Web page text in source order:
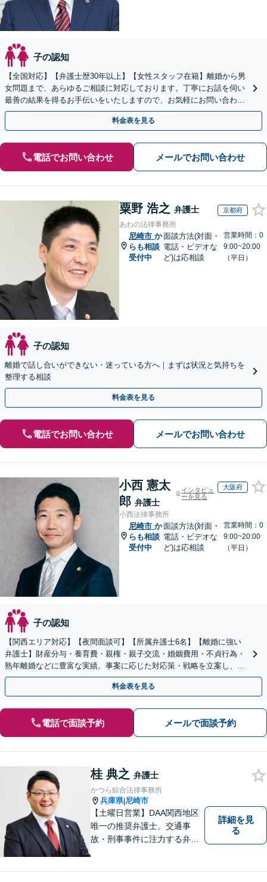
子の認知
【全国対応】【弁護士歴30年以上】【女性スタッフ在籍】離婚から男
女問題まで、あらゆるご相談に対応しております。丁寧にお話を伺い
最善の結果を得るお手伝いをいたしますので、お気軽にお問い合わせ
ください。【法テラス利用可】
料金表を見る
電話でお問い合わせ メールでお問い合わせ
粟野 浩之 弁護士 京都府
あわの法律事務所
尼崎市 か
らも相談
受付中
面談方法(対面・
電話・ビデオな
ど)は応相談
営業時間：0
9:00~20:00
（平日）
子の認知
離婚で話し合いができない・迷っている方へ｜まずは状況と気持ちを
整理する相談
料金表を見る
電話でお問い合わせ メールでお問い合わせ
小西 憲太
郎 弁護士
インタビュ
ーを見る
大阪府
小西法律事務所
尼崎市 か
らも相談
受付中
面談方法(対面・
電話・ビデオな
ど)は応相談
営業時間：0
9:00~20:00
（平日）
子の認知
【関西エリア対応】【夜間面談可】【所属弁護士6名】【離婚に強い
弁護士】財産分与・養育費・親権・親子交流・婚姻費用・不貞行為・
熟年離婚などに豊富な実績。事案に応じた対応策・戦略を立案し、全
力で闘います。明るい人生の再スタートを！
料金表を見る
電話で面談予約 メールで面談予約
桂 典之 弁護士
かつら綜合法律事務所
兵庫県|尼崎市
【土曜日営業】DAA関西地区
唯一の推奨弁護士。交通事
故・刑事事件に注力する弁護
詳細を見
る